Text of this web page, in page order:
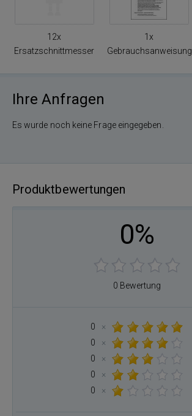
12x
Ersatzschnittmesser
1x
Gebrauchsanweisung
Ihre Anfragen
Es wurde noch keine Frage eingegeben.
Produktbewertungen
0%
0 Bewertung
0
×
0
×
0
×
0
×
0
×